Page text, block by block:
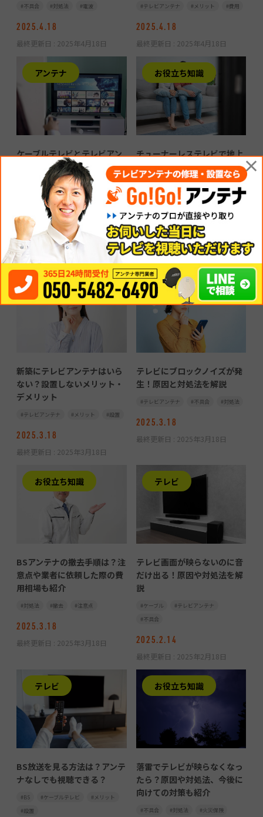
不具合 対処法 電波
2025.4.18
最終更新日 : 2025年4月18日
テレビアンテナ メリット 費用
2025.4.18
最終更新日 : 2025年4月18日
アンテナ
ケーブルテレビとテレビアン
テナはどちらがおすすめ？費
用やメリット・デメリットを
ケーブルテレビ
テレビアンテナ
費用
2025.3.18
最終更新日 : 2025年3月18日
お役立ち知識
チューナーレステレビで地上
波を見る4つの方法｜メリッ
ト・デメリットも解説
チューナー
テレビアンテナ
メリット
2025.3.18
最終更新日 :2025年3月18日
お役立ち知識
新築にテレビアンテナはいら
ない？設置しないメリット・
デメリット
テレビアンテナ メリット 設置
2025.3.18
最終更新日 : 2025年3月18日
お役立ち知識
テレビにブロックノイズが発
生！原因と対処法を解説
テレビアンテナ 不具合 対処法
2025.3.18
最終更新日 : 2025年3月18日
お役立ち知識
BSアンテナの撤去手順は？注
意点や業者に依頼した際の費
用相場も紹介
対処法 撤去 注意点
2025.3.18
最終更新日 : 2025年3月18日
テレビ
テレビ画面が映らないのに音
だけ出る！原因や対処法を解
説
ケーブル
テレビアンテナ
不具合
2025.2.14
最終更新日 : 2025年2月18日
テレビ
BS放送を見る方法は？アンテ
ナなしでも視聴できる？
BS ケーブルテレビ
メリット
設置
お役立ち知識
落雷でテレビが映らなくなっ
たら？原因や対処法、今後に
向けての対策も紹介
不具合 対処法 火災保険
×